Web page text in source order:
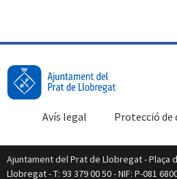
Protecció de
Avís legal
Ajuntament del Prat de Llobregat - Plaça
Llobregat - T: 93 379 00 50 - NIF: P-081